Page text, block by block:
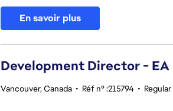
En savoir plus
Development Director - EA
Vancouver, Canada • Réf n° :215794 •